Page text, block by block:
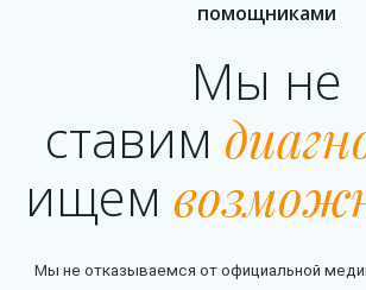
помощниками
Мы не
ставим
ищем
Мы не отказываемся от официальной